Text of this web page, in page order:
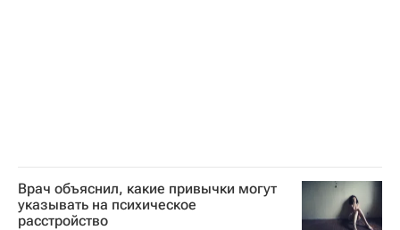
Врач объяснил, какие привычки могут
указывать на психическое
расстройство